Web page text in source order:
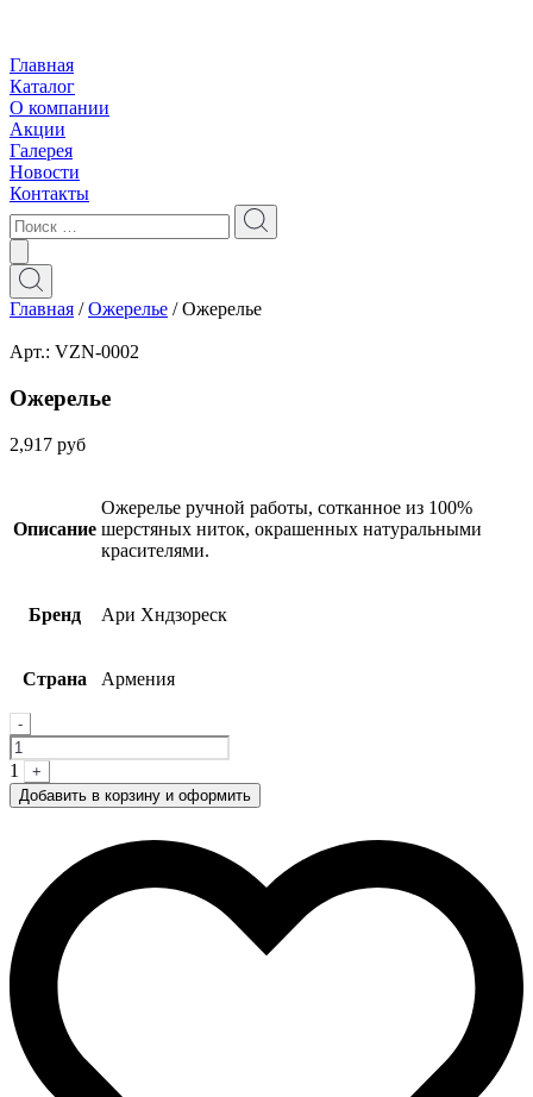
Главная
Каталог
О компании
Акции
Галерея
Новости
Контакты
Главная /Ожерелье / Ожерелье
Арт.: VZN-0002
Ожерелье
2,917 руб
Описание
Ожерелье ручной работы, сотканное из 100%
шерстяных ниток, окрашенных натуральными
красителями.
Бренд Ари Хндзореск
Страна Армения
Quantity
-
1
+
Добавить в корзину и оформить